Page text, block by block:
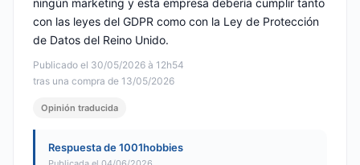
Publicado el 30/05/2026 à 12h54
tras una compra de 13/05/2026
ningún marketing y esta empresa debería cumplir tanto
con las leyes del GDPR como con la Ley de Protección
de Datos del Reino Unido.
Opinión traducida
Respuesta de 1001hobbies